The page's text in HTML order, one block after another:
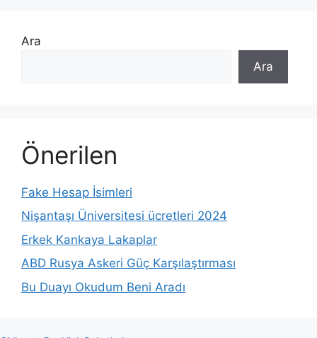
Ara
Ara
Önerilen
Fake Hesap İsimleri
Nişantaşı Üniversitesi ücretleri 2024
Erkek Kankaya Lakaplar
ABD Rusya Askeri Güç Karşılaştırması
Bu Duayı Okudum Beni Aradı